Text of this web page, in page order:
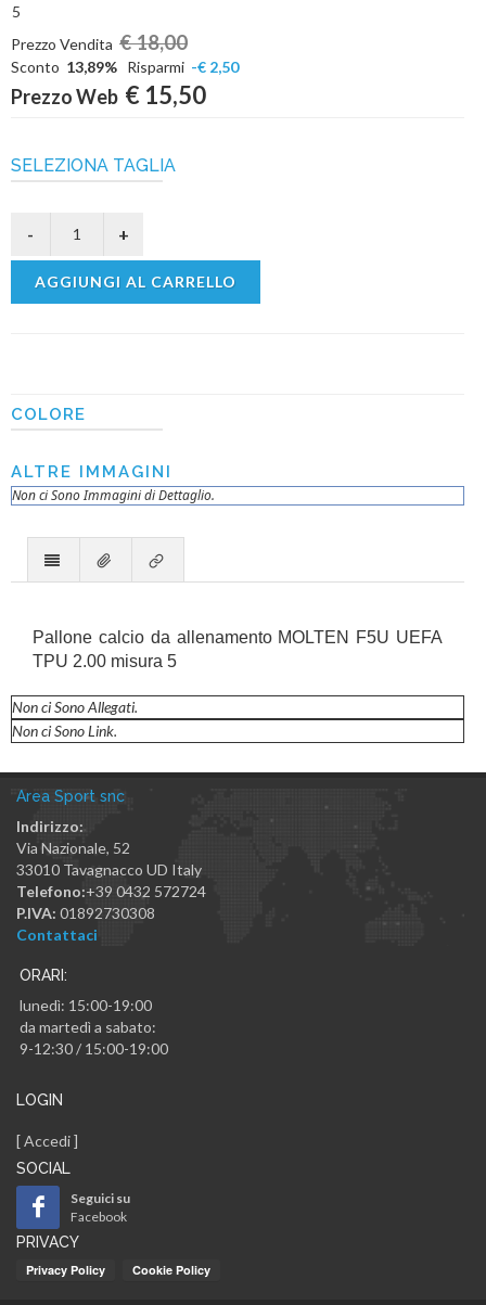
5
Prezzo Vendita € 18,00
Sconto 13,89% Risparmi -€ 2,50
Prezzo Web € 15,50
SELEZIONA TAGLIA
COLORE
ALTRE IMMAGINI
Non ci Sono Immagini di Dettaglio.
Pallone calcio da allenamento MOLTEN F5U UEFA
TPU 2.00 misura 5
Non ci Sono Allegati.
Non ci Sono Link.
Area Sport snc
Indirizzo:
Via Nazionale, 52
33010 Tavagnacco UD Italy
Telefono:+39 0432 572724
P.IVA: 01892730308
Contattaci
ORARI:
lunedì: 15:00-19:00
da martedì a sabato:
9-12:30 / 15:00-19:00
LOGIN
[Accedi]
SOCIAL
Seguici su
Facebook
PRIVACY